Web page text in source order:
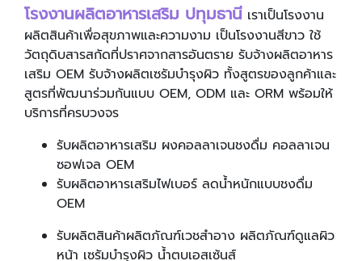
โรงงานผลิตอาหารเสริม ปทุมธานี เราเป็นโรงงาน
ผลิตสินค้าเพื่อสุขภาพและความงาม เป็นโรงงานสีขาว ใช้
วัตถุดิบสารสกัดที่ปราศจากสารอันตราย รับจ้างผลิตอาหาร
เสริม OEM รับจ้างผลิตเซรัมบำรุงผิว ทั้งสูตรของลูกค้าและ
สูตรที่พัฒนาร่วมกันแบบ OEM, ODM และ ORM พร้อมให้
บริการที่ครบวงจร
รับผลิตอาหารเสริม ผงคอลลาเจนชงดื่ม คอลลาเจน
ซอฟเจล OEM
รับผลิตอาหารเสริมไฟเบอร์ ลดน้ำหนักแบบชงดื่ม
OEM
รับผลิตสินค้าผลิตภัณฑ์เวชสำอาง ผลิตภัณฑ์ดูแลผิว
หน้า เซรัมบำรุงผิว น้ำตบเอสเซ้นส์